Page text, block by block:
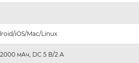
iOS/Mac/Linux
мАч, DC 5 В/2 А